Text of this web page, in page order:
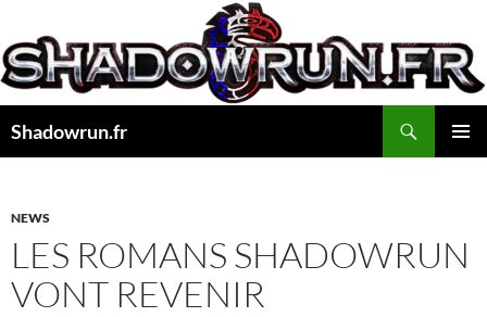
au
contenu
Shadowrun.fr
NEWS
LES ROMANS SHADOWRUN
VONT REVENIR